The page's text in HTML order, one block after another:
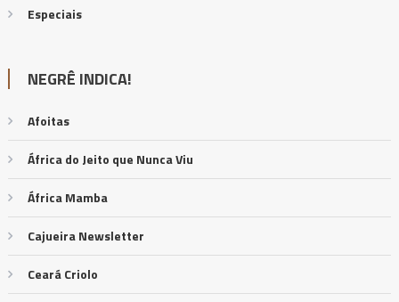
Especiais
NEGRÊ INDICA!
Afoitas
África do Jeito que Nunca Viu
África Mamba
Cajueira Newsletter
Ceará Criolo